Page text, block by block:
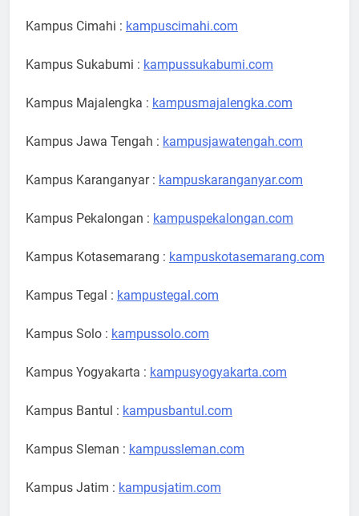
Kampus Cimahi : kampuscimahi.com
Kampus Sukabumi : kampussukabumi.com
Kampus Majalengka : kampusmajalengka.com
Kampus Jawa Tengah : kampusjawatengah.com
Kampus Karanganyar : kampuskaranganyar.com
Kampus Pekalongan : kampuspekalongan.com
Kampus Kotasemarang : kampuskotasemarang.com
Kampus Tegal : kampustegal.com
Kampus Solo : kampussolo.com
Kampus Yogyakarta : kampusyogyakarta.com
Kampus Bantul : kampusbantul.com
Kampus Sleman : kampussleman.com
Kampus Jatim : kampusjatim.com